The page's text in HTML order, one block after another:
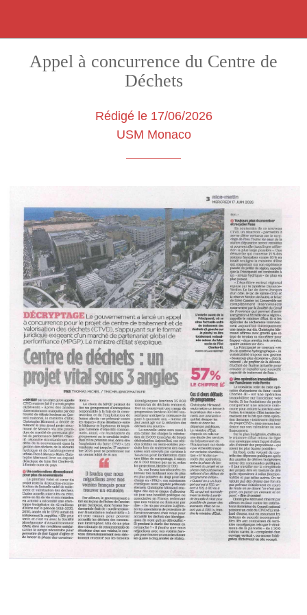
Appel à concurrence du Centre de
Déchets
Rédigé le 17/06/2026
USM Monaco